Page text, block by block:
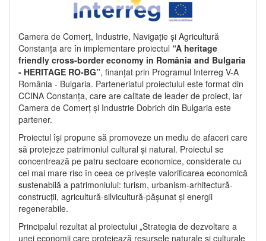
Camera de Comerț, Industrie, Navigație și Agricultură
Constanța are în implementare proiectul “A heritage
friendly cross-border economy in România and Bulgaria
- HERITAGE RO-BG”, finanțat prin Programul Interreg V-A
România - Bulgaria. Parteneriatul proiectului este format din
CCINA Constanța, care are calitate de leader de proiect, iar
Camera de Comerț și Industrie Dobrich din Bulgaria este
partener.
Proiectul își propune să promoveze un mediu de afaceri care
să protejeze patrimoniul cultural și natural. Proiectul se
concentrează pe patru sectoare economice, considerate cu
cel mai mare risc în ceea ce privește valorificarea economică
sustenabilă a patrimoniului: turism, urbanism-arhitectură-
construcții, agricultură-silvicultură-pășunat și energii
regenerabile.
Principalul rezultat al proiectului „Strategia de dezvoltare a
unei economii care protejează resursele naturale și culturale